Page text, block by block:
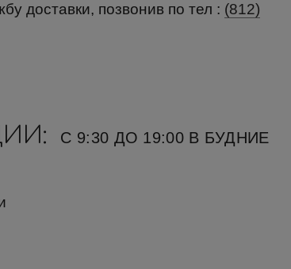
доставки, позвонив по тел : (812)
С 9:30 ДО 19:00 В БУДНИЕ